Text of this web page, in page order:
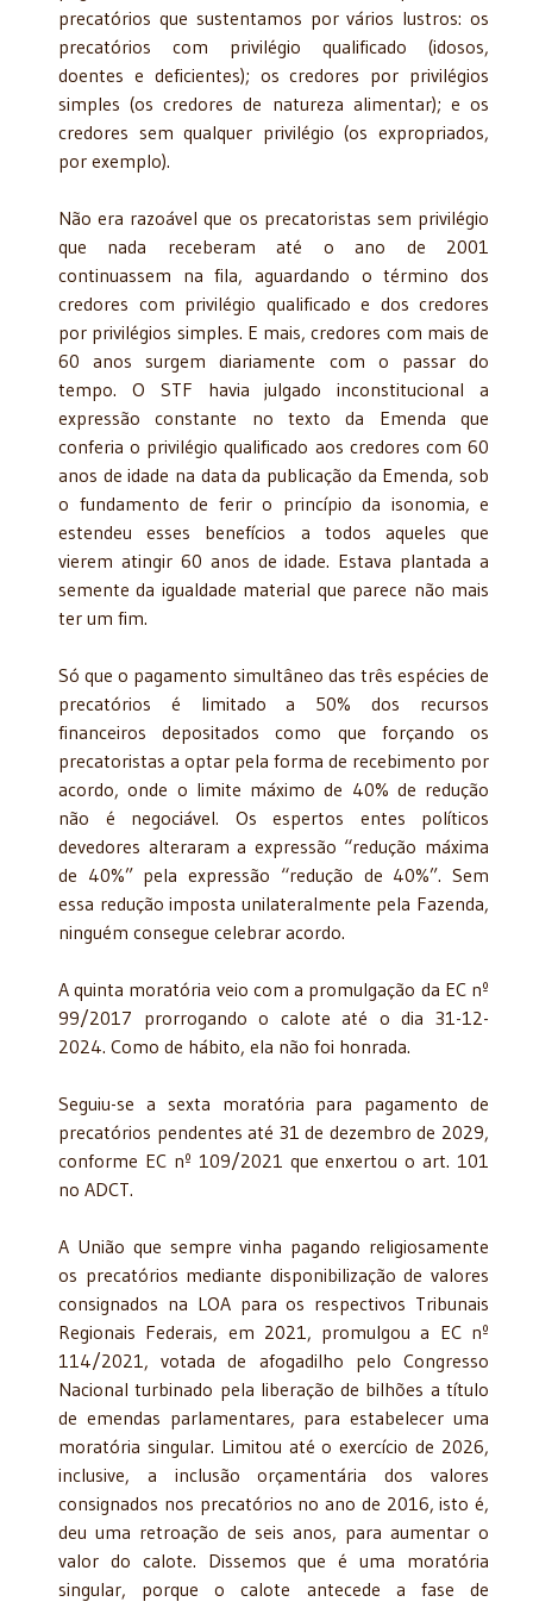
precatórios que sustentamos por vários lustros: os
precatórios com privilégio qualificado (idosos,
doentes e deficientes); os credores por privilégios
simples (os credores de natureza alimentar); e os
credores sem qualquer privilégio (os expropriados,
por exemplo).
Não era razoável que os precatoristas sem privilégio
que nada receberam até o ano de 2001
continuassem na fila, aguardando o término dos
credores com privilégio qualificado e dos credores
por privilégios simples. E mais, credores com mais de
60 anos surgem diariamente com o passar do
tempo. O STF havia julgado inconstitucional a
expressão constante no texto da Emenda que
conferia o privilégio qualificado aos credores com 60
anos de idade na data da publicação da Emenda, sob
o fundamento de ferir o princípio da isonomia, e
estendeu esses benefícios a todos aqueles que
vierem atingir 60 anos de idade. Estava plantada a
semente da igualdade material que parece não mais
ter um fim.
Só que o pagamento simultâneo das três espécies de
precatórios é limitado a 50% dos recursos
financeiros depositados como que forçando os
precatoristas a optar pela forma de recebimento por
acordo, onde o limite máximo de 40% de redução
não é negociável. Os espertos entes políticos
devedores alteraram a expressão “redução máxima
de 40%” pela expressão “redução de 40%”. Sem
essa redução imposta unilateralmente pela Fazenda,
ninguém consegue celebrar acordo.
A quinta moratória veio com a promulgação da EC nº
99/2017 prorrogando o calote até o dia 31-12-
2024. Como de hábito, ela não foi honrada.
Seguiu-se a sexta moratória para pagamento de
precatórios pendentes até 31 de dezembro de 2029,
conforme EC nº 109/2021 que enxertou o art. 101
no ADCT.
A União que sempre vinha pagando religiosamente
os precatórios mediante disponibilização de valores
consignados na LOA para os respectivos Tribunais
Regionais Federais, em 2021, promulgou a EC nº
114/2021, votada de afogadilho pelo Congresso
Nacional turbinado pela liberação de bilhões a título
de emendas parlamentares, para estabelecer uma
moratória singular. Limitou até o exercício de 2026,
inclusive, a inclusão orçamentária dos valores
consignados nos precatórios no ano de 2016, isto é,
deu uma retroação de seis anos, para aumentar o
valor do calote. Dissemos que é uma moratória
singular, porque o calote antecede a fase de